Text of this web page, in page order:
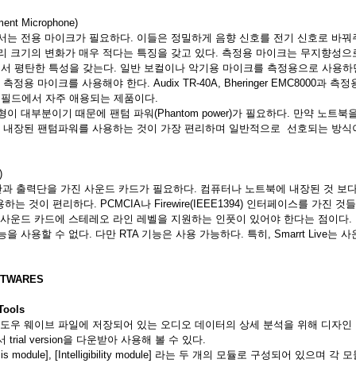
Microphone)
는 전용 마이크가 필요하다. 이들은 정밀하게 음향 신호를 전기 신호로 바
크기의 변화가 매우 적다는 특징을 갖고 있다. 측정용 마이크는 무지향성
평탄한 특성을 갖는다. 일반 보컬이나 악기용 마이크를 측정용으로 사용
정용 마이크를 사용해야 한다. Audix TR-40A, Bheringer EMC8000과 측정
드에서 자주 애용되는 제품이다.
이 대부분이기 때문에 팬텀 파워(Phantom power)가 필요하다. 만약 노트북
장된 팬텀파워를 사용하는 것이 가장 편리하며 일반적으로 선호되는 방
출력단을 가진 사운드 카드가 필요하다. 컴퓨터나 노트북에 내장된 것 보
하는 것이 편리하다. PCMCIA나 Firewire(IEEE1394) 인터페이스를 가진 것
운드 카드에 스테레오 라인 레벨을 지원하는 인풋이 있어야 한다는 점이다
을 사용할 수 없다. 다만 RTA 기능은 사용 가능하다. 특히, Smarrt Live는 사
우 웨이브 파일에 저장되어 있는 오디오 데이터의 상세 분석을 위해 디자인
trial version을 다운받아 사용해 볼 수 있다.
module], [Intelligibility module] 라는 두 개의 모듈로 구성되어 있으며 각